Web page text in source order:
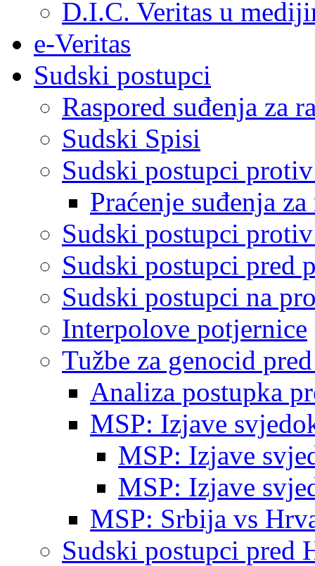
D.I.C. Veritas u
e-Veritas
Sudski postupci
Raspored suđenja za
Sudski Spisi
Sudski postupci
Praćenje suđenja
Sudski postupci
Sudski postupci pred
Sudski postupci na
Interpolove potjernice
Tužbe za genocid
Analiza postupka
MSP: Izjave
MSP: Izjave
MSP: Izjave
MSP: Srbija vs
Sudski postupci pred